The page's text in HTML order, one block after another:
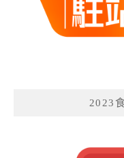
2023